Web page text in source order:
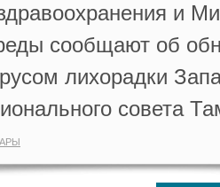
и
сообщают об
лихорадки
совета